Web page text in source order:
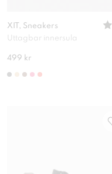
XIT, Sneakers
Uttagbar innersula
499 kr